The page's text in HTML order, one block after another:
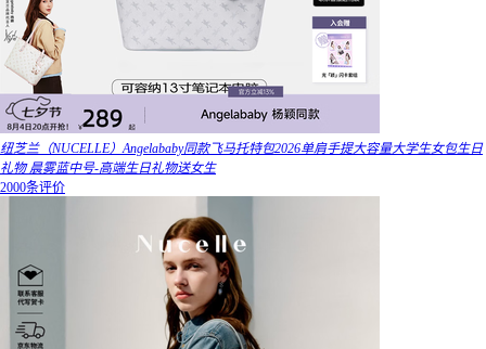
纽芝兰（NUCELLE）Angelababy同款飞马托特包2026单肩手提大容量大学生女包生日
礼物 晨雾蓝中号-高端生日礼物送女生
2000条评价